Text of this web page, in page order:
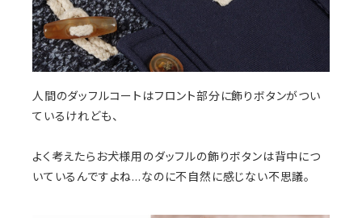
人間のダッフルコートはフロント部分に飾りボタンがつい
ているけれども、
よく考えたらお犬様用のダッフルの飾りボタンは背中につ
いているんですよね…なのに不自然に感じない不思議。